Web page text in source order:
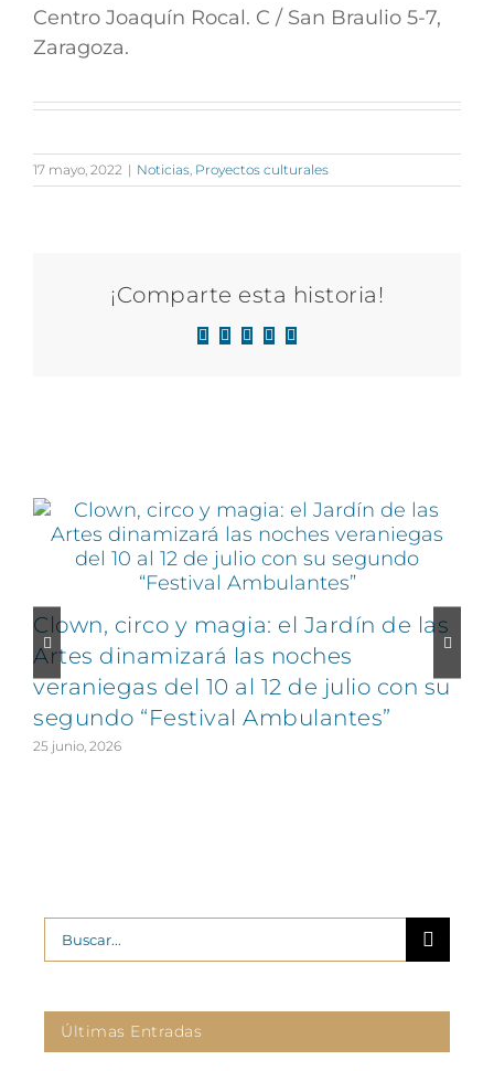
Centro Joaquín Rocal. C / San Braulio 5-7,
Zaragoza.
17 mayo, 2022 | Noticias Proyectos culturales
¡Comparte esta historia!
Facebook
X LinkedIn
WhatsApp
Correo
Clown, circo y magia: el Jardín de las
Artes dinamizará las noches
veraniegas del 10 al 12 de julio con su
segundo “Festival Ambulantes”
25 junio, 2026
Buscar:
Últimas Entradas